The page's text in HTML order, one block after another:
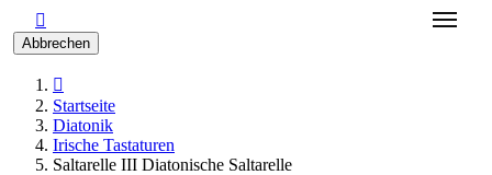

Abbrechen

Startseite
Diatonik
Irische Tastaturen
Saltarelle III Diatonische Saltarelle